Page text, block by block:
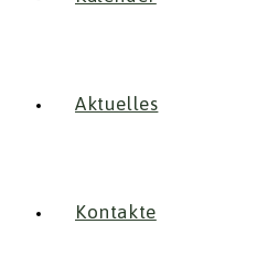
Aktuelles
Kontakte